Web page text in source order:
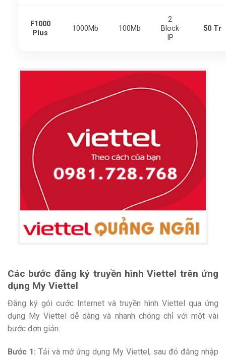
F1000
Plus
1000Mb 100Mb
2
Block
IP
50 Tr
Các bước đăng ký truyền hình Viettel trên ứng
dụng My Viettel
Đăng ký gói cước Internet và truyền hình Viettel qua ứng
dụng My Viettel dễ dàng và nhanh chóng chỉ với một vài
bước đơn giản:
Bước 1: Tải và mở ứng dụng My Viettel, sau đó đăng nhập